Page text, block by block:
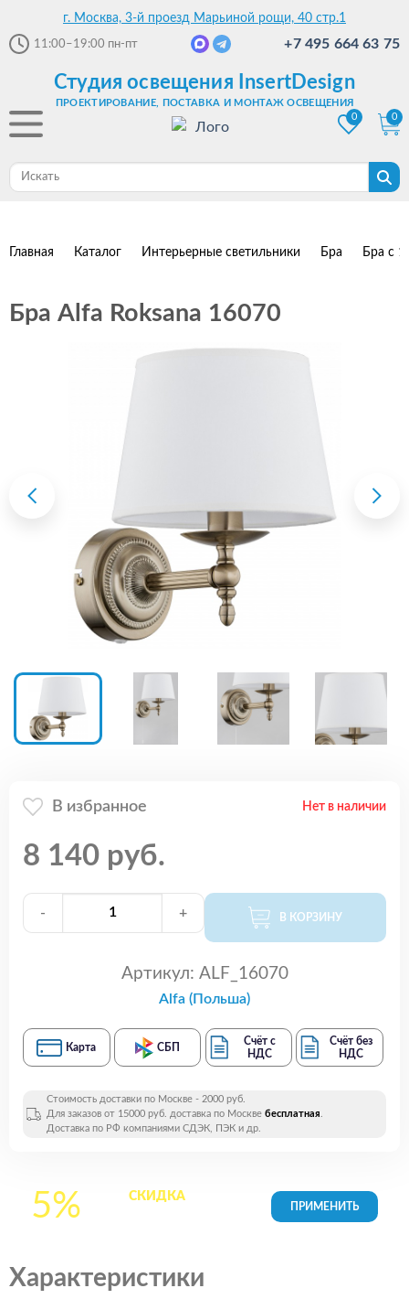
г. Москва, 3-й проезд Марьиной рощи, 40 стр.1
11:00–19:00 пн-пт +7 495 664 63 75
Студия освещения InsertDesign
ПРОЕКТИРОВАНИЕ, ПОСТАВКА И МОНТАЖ ОСВЕЩЕНИЯ
0
0
Главная Каталог Интерьерные светильники Бра Бра с
Бра Alfa Roksana 16070
В избранное Нет в наличии
8 140 руб.
- + В КОРЗИНУ
Артикул: ALF_16070
Alfa (Польша)
Карта СБП
Счёт с
НДС
Счёт без
НДС
Стоимость доставки по Москве - 2000 руб.
Для заказов от 15000 руб. доставка по Москве бесплатная.
Доставка по РФ компаниями СДЭК, ПЭК и др.
5% СКИДКАна все
Характеристики